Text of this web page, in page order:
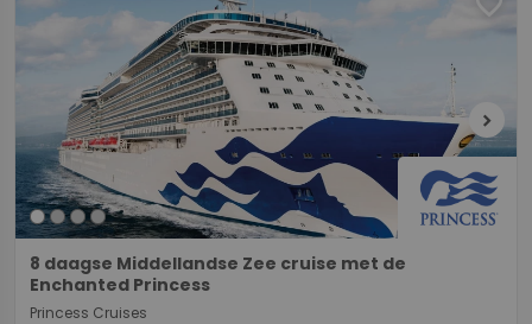
chevron_right
8 daagse Middellandse Zee cruise met de
Enchanted Princess
Princess Cruises